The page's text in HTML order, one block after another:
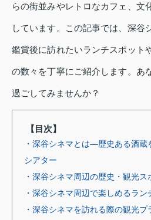
らの街並みやレトロなカフェ、文
しています。この記事では、深谷
鑑賞後に訪れたいランチスポット
の数々を丁寧にご紹介します。あ
過ごしてみませんか？
【目次】
・深谷シネマとは―歴史ある酒蔵
シアター
・深谷シネマ周辺の歴史・観光ス
・深谷シネマ周辺で楽しめるラ
・深谷シネマを訪れる際の観光プ